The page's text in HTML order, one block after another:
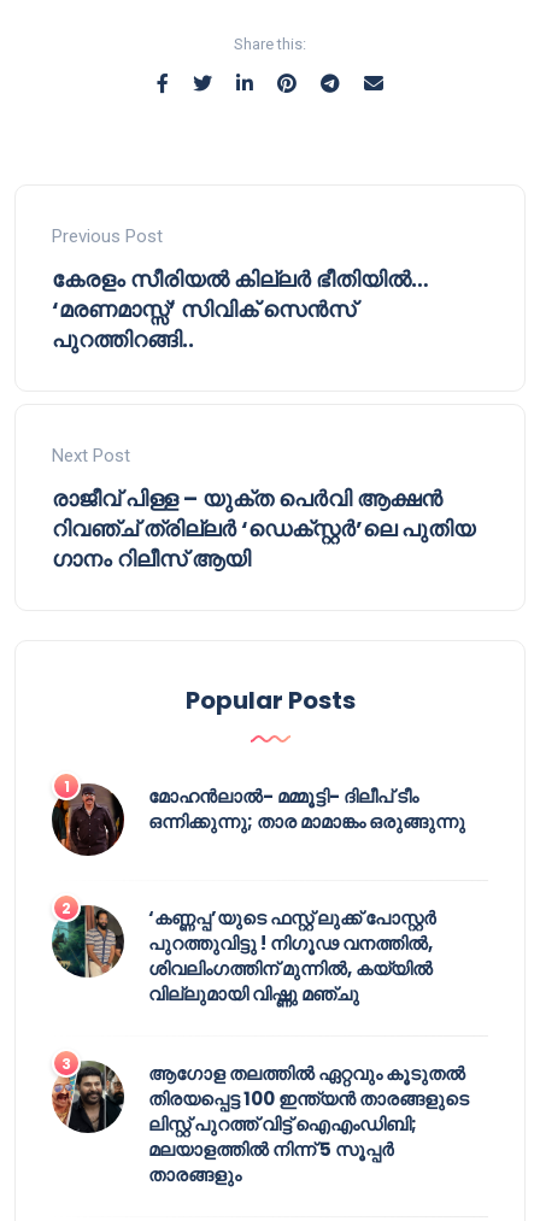
Share this:
Previous Post
കേരളം സീരിയൽ കില്ലർ ഭീതിയിൽ…
‘മരണമാസ്സ്’ സിവിക് സെൻസ്
പുറത്തിറങ്ങി..
Next Post
രാജീവ് പിള്ള – യുക്ത പെർവി ആക്ഷൻ
റിവഞ്ച് ത്രില്ലർ ‘ഡെക്സ്റ്റർ’ലെ പുതിയ
ഗാനം റിലീസ് ആയി
Popular Posts
മോഹൻലാൽ- മമ്മൂട്ടി- ദിലീപ് ടീം
ഒന്നിക്കുന്നു; താര മാമാങ്കം ഒരുങ്ങുന്നു
‘കണ്ണപ്പ’യുടെ ഫസ്റ്റ് ലുക്ക് പോസ്റ്റർ
പുറത്തുവിട്ടു ! നിഗൂഢ വനത്തിൽ,
ശിവലിംഗത്തിന് മുന്നിൽ, കയ്യിൽ
വില്ലുമായി വിഷ്ണു മഞ്ചു
ആഗോള തലത്തിൽ ഏറ്റവും കൂടുതൽ
തിരയപ്പെട്ട 100 ഇന്ത്യൻ താരങ്ങളുടെ
ലിസ്റ്റ് പുറത്ത് വിട്ട് ഐഎംഡിബി;
മലയാളത്തിൽ നിന്ന് 5 സൂപ്പർ
താരങ്ങളും